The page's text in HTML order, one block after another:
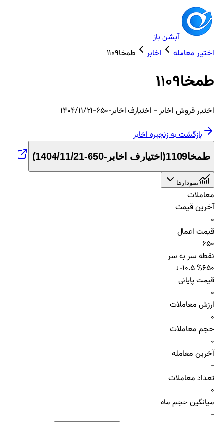
آپشن باز
اختیار معامله
اخابر طمخا1109
طمخا1109
اختیارفروش اخابر- اختیارف اخابر-650-1404/11/21
بازگشت به زنجیرهاخابر
طمخا1109 ( اختیارف اخابر-650-1404/11/21 )
نمودارها
معاملات
آخرین قیمت
0
قیمت اعمال
650
نقطه سر به سر
650
↓-10.5 %
قیمت پایانی
0
ارزش معاملات
0
حجم معاملات
0
آخرین معامله
-
تعداد معاملات
0
میانگین حجم ماه
-